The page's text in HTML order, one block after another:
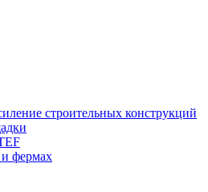
строительных конструкций
фермах